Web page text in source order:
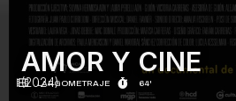
LARGOMETRAJE 64'
AMOR Y CINE
(2024)